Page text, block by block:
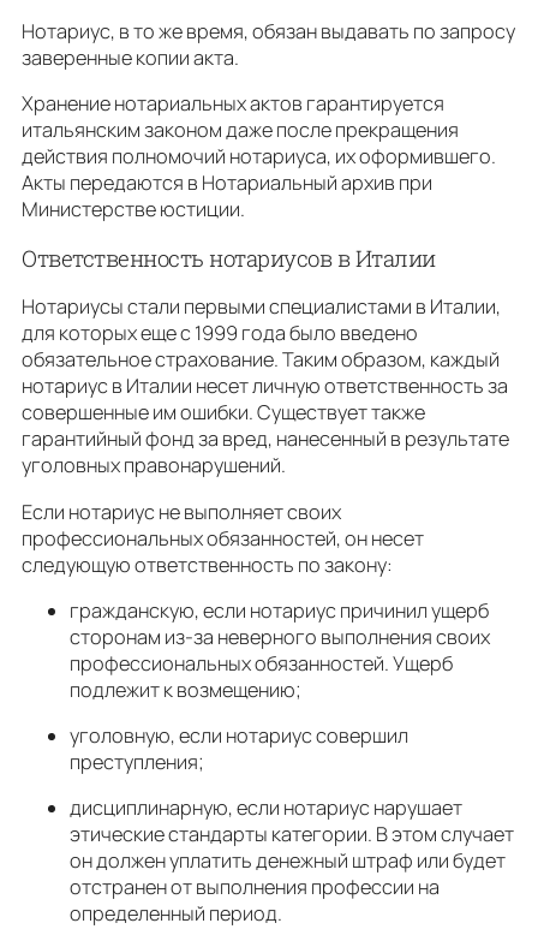
Нотариус, в то же время, обязан выдавать по запросу
заверенные копии акта.
Хранение нотариальных актов гарантируется
итальянским законом даже после прекращения
действия полномочий нотариуса, их оформившего.
Акты передаются в Нотариальный архив при
Министерстве юстиции.
Ответственность нотариусов в Италии
Нотариусы стали первыми специалистами в Италии,
для которых еще с 1999 года было введено
обязательное страхование. Таким образом, каждый
нотариус в Италии несет личную ответственность за
совершенные им ошибки. Существует также
гарантийный фонд за вред, нанесенный в результате
уголовных правонарушений.
Если нотариус не выполняет своих
профессиональных обязанностей, он несет
следующую ответственность по закону:
гражданскую, если нотариус причинил ущерб
сторонам из-за неверного выполнения своих
профессиональных обязанностей. Ущерб
подлежит к возмещению;
уголовную, если нотариус совершил
преступления;
дисциплинарную, если нотариус нарушает
этические стандарты категории. В этом случает
он должен уплатить денежный штраф или будет
отстранен от выполнения профессии на
определенный период.